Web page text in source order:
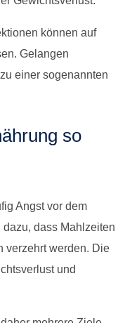
können auf
Gelangen
einer sogenannten
so
Angst vor dem
dass Mahlzeiten
verzehrt werden. Die
und